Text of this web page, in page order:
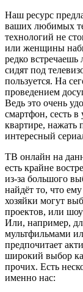
Наш ресурс
ваших любимых
технологий не
или женщины
редко
сидят под
пользуется. На
проведением
Ведь это очень
смартфон, сесть
квартире, нажать
интересный
ТВ онлайн на
есть крайне
из-за большого
найдёт то, что
хозяйки могут
проектов, или
Или, например,
мультфильмами
предпочитает
широкий выбор
прочих. Есть
именно нас: